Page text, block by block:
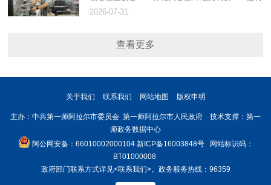
了大保养。
2026-07-31
查看更多
关于我们 联系我们 网站地图 版权申明
主办：中共第一师阿拉尔市委员会 第一师阿拉尔市人民政府 技术支撑：第一
师政务数据中心
阿公网安备：66010002000104 新ICP备16003848号网站标识码：
BT01000008
政府部门联系方式详见<联系我们>。政务服务热线：96359